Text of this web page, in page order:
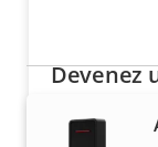
Devenez
Vous êtes